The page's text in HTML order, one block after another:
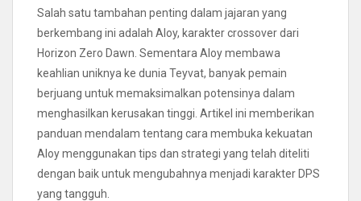
Salah satu tambahan penting dalam jajaran yang
berkembang ini adalah Aloy, karakter crossover dari
Horizon Zero Dawn. Sementara Aloy membawa
keahlian uniknya ke dunia Teyvat, banyak pemain
berjuang untuk memaksimalkan potensinya dalam
menghasilkan kerusakan tinggi. Artikel ini memberikan
panduan mendalam tentang cara membuka kekuatan
Aloy menggunakan tips dan strategi yang telah diteliti
dengan baik untuk mengubahnya menjadi karakter DPS
yang tangguh.